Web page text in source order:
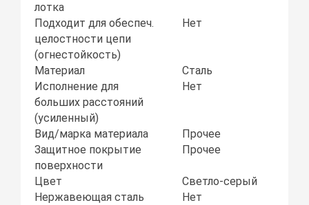
лотка
Подходит для обеспеч.
целостности цепи
(огнестойкость)
Нет
Материал
Сталь
Исполнение для
больших расстояний
(усиленный)
Нет
Вид/марка материала
Прочее
Защитное покрытие
поверхности
Прочее
Цвет
Светло-серый
Нержавеющая сталь
Нет